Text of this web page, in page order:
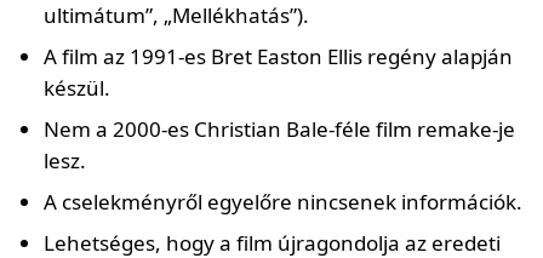
ultimátum”, „Mellékhatás”).
A film az 1991-es Bret Easton Ellis regény alapján
készül.
Nem a 2000-es Christian Bale-féle film remake-je
lesz.
A cselekményről egyelőre nincsenek információk.
Lehetséges, hogy a film újragondolja az eredeti